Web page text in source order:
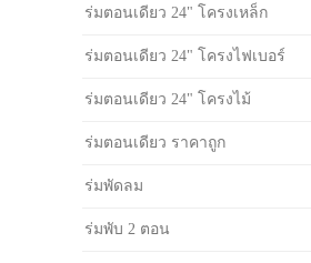
ร่มตอนเดียว 24" โครงเหล็ก
ร่มตอนเดียว 24" โครงไฟเบอร์
ร่มตอนเดียว 24" โครงไม้
ร่มตอนเดียว ราคาถูก
ร่มพัดลม
ร่มพับ 2 ตอน